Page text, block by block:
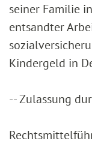
seiner Familie
entsandter
Kindergeld in
-- Zulassung